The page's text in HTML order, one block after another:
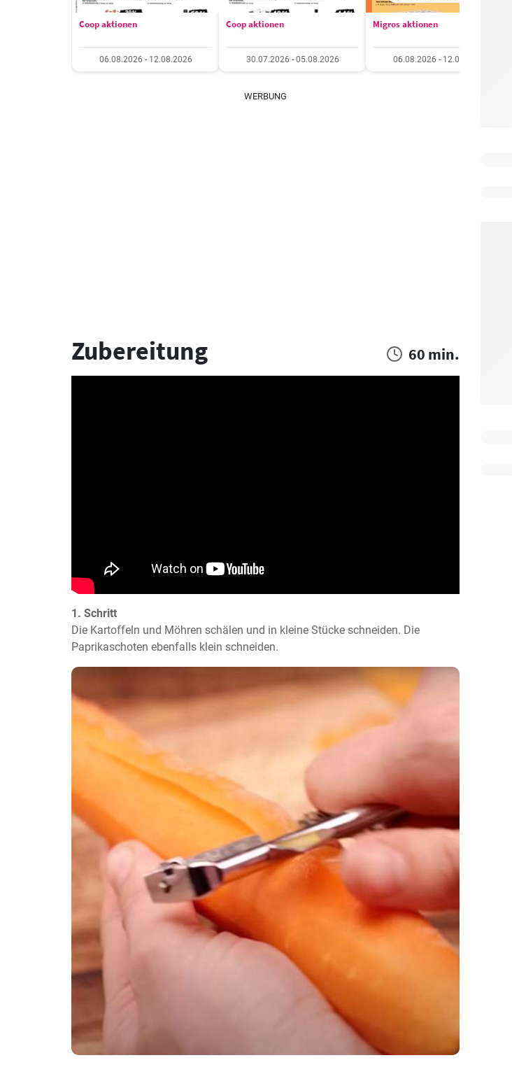
Coop aktionen
06.08.2026 - 12.08.2026
Coop aktionen
30.07.2026 - 05.08.2026
Migros aktionen
06.08.2026 - 12.08.2026
WERBUNG
Zubereitung 60 min.
1. Schritt
Die Kartoffeln und Möhren schälen und in kleine Stücke schneiden. Die
Paprikaschoten ebenfalls klein schneiden.